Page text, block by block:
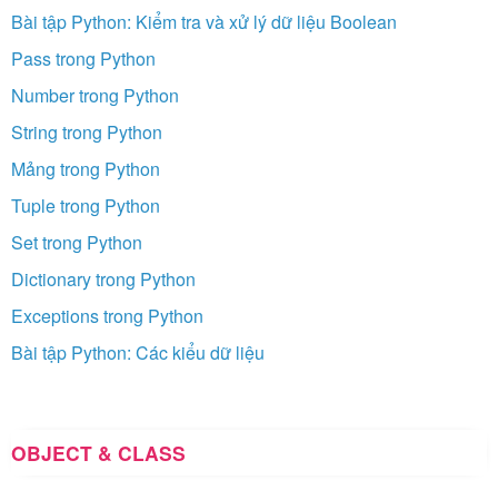
Bài tập Python: Kiểm tra và xử lý dữ liệu Boolean
Pass trong Python
Number trong Python
String trong Python
Mảng trong Python
Tuple trong Python
Set trong Python
Dictionary trong Python
Exceptions trong Python
Bài tập Python: Các kiểu dữ liệu
OBJECT & CLASS